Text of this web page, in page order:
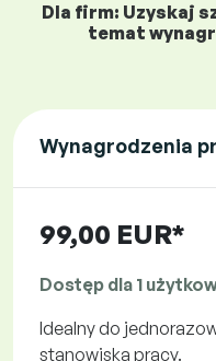
Dla firm: Uzyskaj
temat
Wynagrodzenia
99,00 EUR*
Dostęp dla 1
Idealny do
stanowiska pracy.